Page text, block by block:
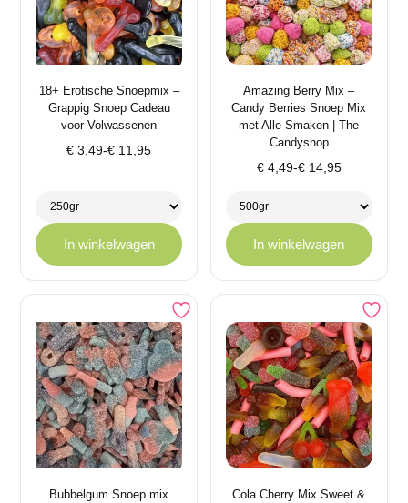
18+ Erotische Snoepmix –
Grappig Snoep Cadeau
voor Volwassenen
€ 3,49-€ 11,95
Prijsklasse:
€ 11,95
In winkelwagen
Amazing Berry Mix –
Candy Berries Snoep Mix
met Alle Smaken | The
Candyshop
€4,49-€14,95
Prijsklasse:
tot
€ 14,95
In winkelwagen
Bubbelgum Snoep mix
Cola Cherry Mix Sweet &